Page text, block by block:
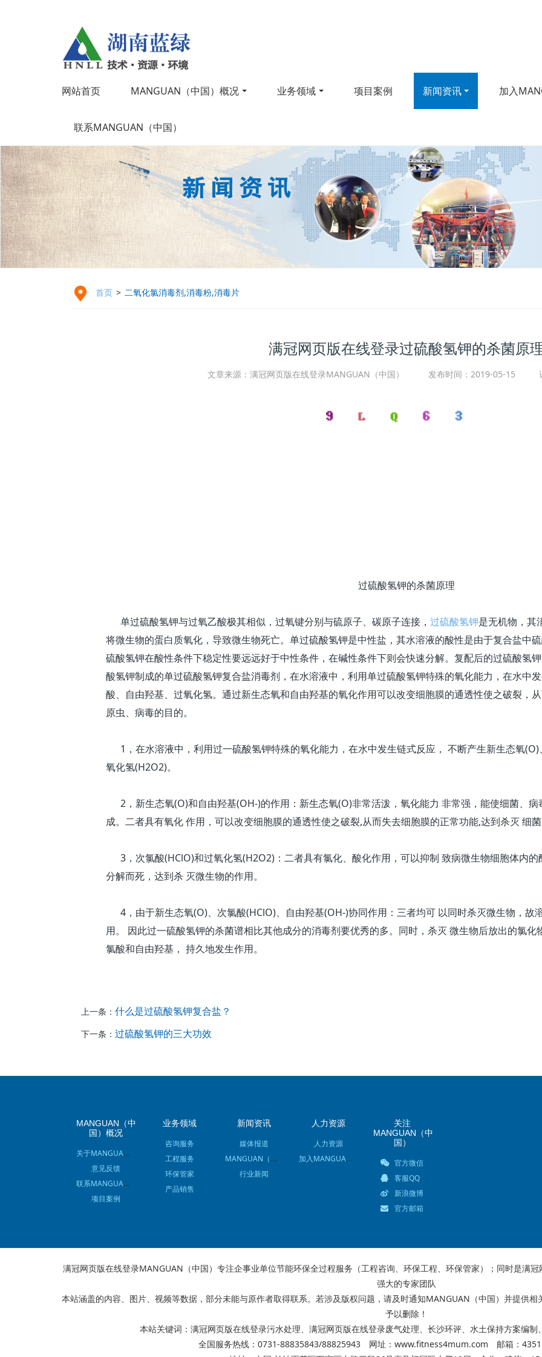
网站首页 MANGUAN（中国）概况 业务领域 项目案例 新闻资讯 加入
联系MANGUAN（中国）
 首页 > 二氧化氯消毒剂,消毒粉,消毒片
满冠网页版在线登录过硫酸氢钾的杀菌原
文章来源：满冠网页版在线登录MANGUAN（中国） 发布时间：2019-05-15
过硫酸氢钾的杀菌原理
单过硫酸氢钾与过氧乙酸极其相似，过氧键分别与硫原子、碳原子连接，过硫酸氢钾是无机物，其
将微生物的蛋白质氧化，导致微生物死亡。单过硫酸氢钾是中性盐，其水溶液的酸性是由于复合盐中
硫酸氢钾在酸性条件下稳定性要远远好于中性条件，在碱性条件下则会快速分解。复配后的过硫酸氢
酸氢钾制成的单过硫酸氢钾复合盐消毒剂，在水溶液中，利用单过硫酸氢钾特殊的氧化能力，在水中
酸、自由羟基、过氧化氢。通过新生态氧和自由羟基的氧化作用可以改变细胞膜的通透性使之破裂，
原虫、病毒的目的。
1，在水溶液中，利用过一硫酸氢钾特殊的氧化能力，在水中发生链式反应， 不断产生新生态氧
氧化氢(H2O2)。
2，新生态氧(O)和自由羟基(OH-)的作用：新生态氧(O)非常活泼，氧化能力 非常强，能使细菌、
成。二者具有氧化 作用，可以改变细胞膜的通透性使之破裂,从而失去细胞膜的正常功能,达到杀灭 细菌
3，次氯酸(HClO)和过氧化氢(H2O2)：二者具有氯化、酸化作用，可以抑制 致病微生物细胞体内
分解而死，达到杀 灭微生物的作用。
4，由于新生态氧(O)、次氯酸(HClO)、自由羟基(OH-)协同作用：三者均可 以同时杀灭微生物，故
用。 因此过一硫酸氢钾的杀菌谱相比其他成分的消毒剂要优秀的多。同时，杀灭 微生物后放出的氯
氯酸和自由羟基， 持久地发生作用。
上一条：什么是过硫酸氢钾复合盐？
下一条：过硫酸氢钾的三大功效
MANGUAN（中
国）概况
关于MANGUAN（中国）
意见反馈
联系MANGUAN（中国）
项目案例
业务领域
咨询服务
工程服务
环保管家
产品销售
新闻资讯
媒体报道
MANGUAN（中国）新闻
行业新闻
人力资源
人力资源
加入MANGUAN（中国）
关注
MANGUAN（中
国）
官方微信
客服QQ
新浪微博
官方邮箱
满冠网页版在线登录MANGUAN（中国）专注企事业单位节能环保全过程服务（工程咨询、环保工程、环保管家）；同时是满
强大的专家团队
本站涵盖的内容、图片、视频等数据，部分未能与原作者取得联系。若涉及版权问题，请及时通知MANGUAN（中国）并提供
予以删除！
本站关键词： 满冠网页版在线登录污水处理、 满冠网页版在线登录废气处理、 长沙环评、 水土保持方案编制、
全国服务热线：0731-88835843/88825943 网址：www.fitness4mum.com 邮箱：